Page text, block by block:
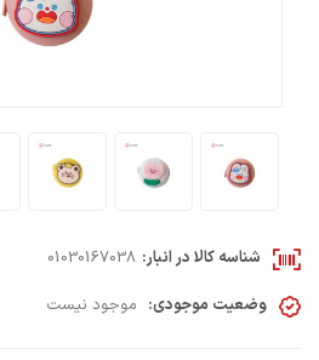
شناسه کالا در انبار: 01030167038
وضعیت موجودی: موجود نیست